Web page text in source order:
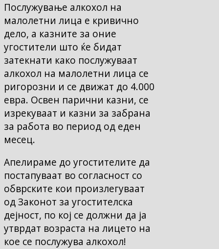
Послужување алкохол на
малолетни лица е кривично
дело, а казните за оние
угостители што ќе бидат
затекнати како послужуваат
алкохол на малолетни лица се
ригорозни и се движат до 4.000
евра. Освен парични казни, се
изрекуваат и казни за забрана
за работа во период од еден
месец.
Апелираме до угостителите да
постапуваат во согласност со
обврските кои произлегуваат
од Законот за угостителска
дејност, по кој се должни да ја
утврдат возраста на лицето на
кое се послужува алкохол!